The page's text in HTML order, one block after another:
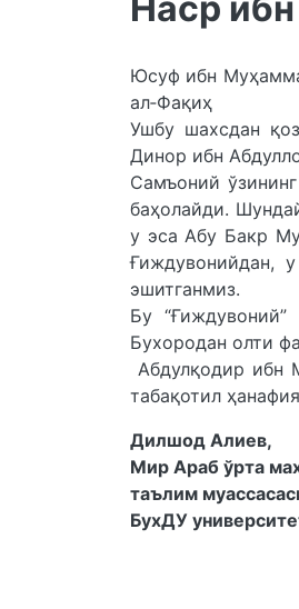
Юсуф ибн
ал‑Фақиҳ
Ушбу шахсдан
Динор ибн
Самъоний
баҳолайди.
у эса Абу Бакр
Ғиждувонийдан,
эшитганмиз.
Бу
Бухородан олти
Абдулқодир ибн
табақотил
Дилшод Алиев,
Мир Араб ўрта
таълим
БухДУ